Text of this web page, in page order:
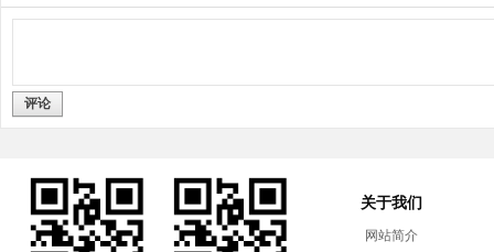
评论
关于我们
网站简介